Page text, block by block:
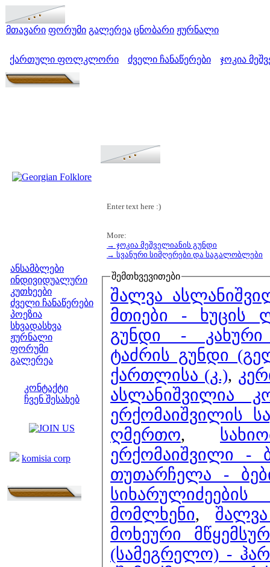
მთავარი ფორუმი გალერეა ცნობარი ჟურნალი
ქართული ფოლკლორი ძველი ჩანაწერები ჯოკია
ანსამბლები
ინდივიდუალური
კუთხეები
ძველი ჩანაწერები
პოეზია
სხვადასხვა
ჟურნალი
ფორუმი
გალერეა
კონტაქტი
ჩვენ შესახებ
komisia corp
Enter text here :)
More:
→ ჯოკია მეშველიანის გუნდი
→ სვანური სიმღერები და საგალობლები
შემთხვევითები
შალვა
მთიები - ხუცის
გუნდი - კახური
ტაძრის გუნდი
ქართლისა (კ.),
ასლანიშვილია
ერქომაიშვილის
ღმერთო,
ერქომაიშვილი -
თუთარჩელა -
მომლხენი,
მოხეური
(სამეგრელო) -